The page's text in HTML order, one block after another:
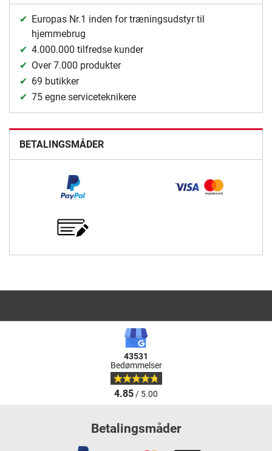
Europas Nr.1 inden for træningsudstyr til
hjemmebrug
4.000.000 tilfredse kunder
Over 7.000 produkter
69 butikker
75 egne serviceteknikere
BETALINGSMÅDER
43531
Bedømmelser
4.85/ 5.00
Betalingsmåder